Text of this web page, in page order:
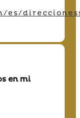
es/
en mi